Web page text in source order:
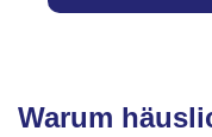
Warum